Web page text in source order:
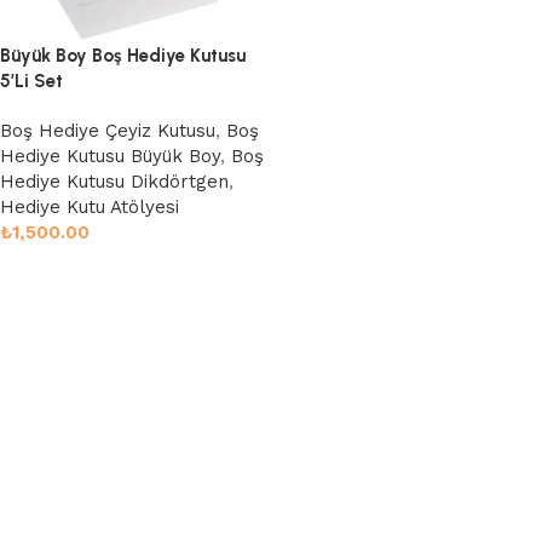
Büyük Boy Boş Hediye Kutusu
5’Li Set
Boş Hediye Çeyiz Kutusu, Boş
Hediye Kutusu Büyük Boy, Boş
Hediye Kutusu Dikdörtgen,
Hediye Kutu Atölyesi
₺1,500.00